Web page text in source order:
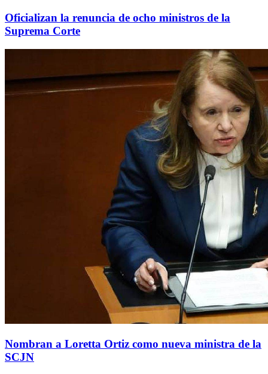
Oficializan la renuncia de ocho ministros de la
Suprema Corte
Nombran a Loretta Ortiz como nueva ministra de la
SCJN